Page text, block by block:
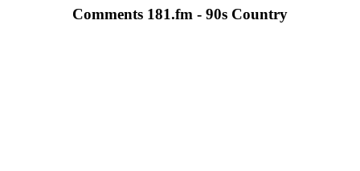
Comments 181.fm - 90s Country